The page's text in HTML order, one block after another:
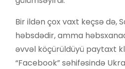
Bir ildən çox vaxt keçsə də,
həbsdədir, amma
əvvəl köçürüldüyü paytaxt
“Facebook” səhifəsində